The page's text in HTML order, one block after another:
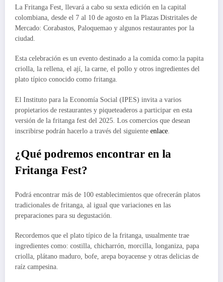
La Fritanga Fest, llevará a cabo su sexta edición en la capital
colombiana, desde el 7 al 10 de agosto en la Plazas Distritales de
Mercado: Corabastos, Paloquemao y algunos restaurantes por la
ciudad.
Esta celebración es un evento destinado a la comida como:la papita
criolla, la rellena, el ají, la carne, el pollo y otros ingredientes del
plato típico conocido como fritanga.
El Instituto para la Economía Social (IPES) invita a varios
propietarios de restaurantes y piqueteaderos a participar en esta
versión de la fritanga fest del 2025. Los comercios que desean
inscribirse podrán hacerlo a través del siguiente enlace
¿Qué podremos encontrar en la
Fritanga Fest?
Podrá encontrar más de 100 establecimientos que ofrecerán platos
tradicionales de fritanga, al igual que variaciones en las
preparaciones para su degustación.
Recordemos que el plato típico de la fritanga, usualmente trae
ingredientes como: costilla, chicharrón, morcilla, longaniza, papa
criolla, plátano maduro, bofe, arepa boyacense y otras delicias de
raíz campesina.